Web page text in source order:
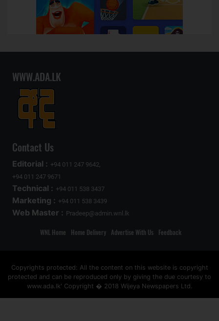
WWW.ADA.LK
Contact Us
Editorial : +94 011 247 9642,
+94 011 247 9671
Technical : +94 011 538 3437
Marketing : +94 011 538 3439
Web Master : Pradeep@admin.wnl.lk
WNL Home Home Delivery Advertise With Us Feedback
Copyrights protected: All the content on this website is copyright
protected and can be reproduced only by giving the due courtesy to
www.ada.lk' Copyright � 2018 Wijeya Newspapers Ltd.